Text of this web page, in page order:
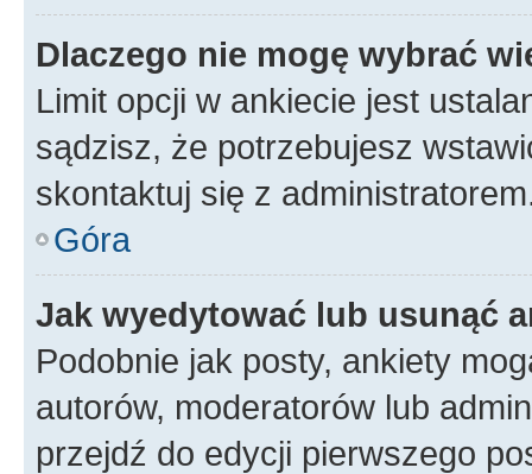
Dlaczego nie mogę wybrać
Limit opcji w ankiecie jest
sądzisz, że potrzebujesz
skontaktuj się z
Góra
Jak wyedytować lub usunąć
Podobnie jak posty, ankiety
autorów, moderatorów lub
przejdź do edycji pierwszego